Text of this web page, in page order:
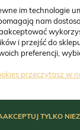
O FIRMIE
MOJE
im technologie
nam
i przejść do
preferencji,
przeczytasz w
TYLKO